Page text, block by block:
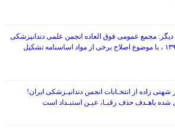
مجمع عمومی فوق العاده انجمن علمی دندانپزشکی
ایران در تاریخ ۱۳۹۷/۰۷/۲۶ ، با موضوع اصلاح برخی از مواد اساسنامه تشکیل
شهنی زاده از انتخـابات انجمن دندانپـزشکی ایران!
شده باهـدف حذف رقبـا، عیـن استبـداد است